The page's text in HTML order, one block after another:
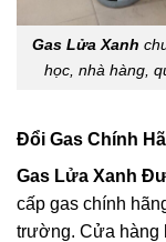
Gas Lửa Xanh
học, nhà hàng,
Đổi Gas Chính
Gas Lửa Xanh
cấp gas chính
trường. Cửa hàng